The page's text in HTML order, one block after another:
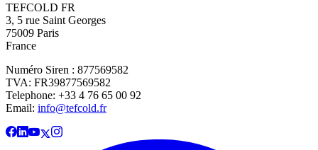
TEFCOLD FR
3, 5 rue Saint Georges
75009 Paris
France
Numéro Siren : 877569582
TVA: FR39877569582
Telephone: +33 4 76 65 00 92
Email: info@tefcold.fr